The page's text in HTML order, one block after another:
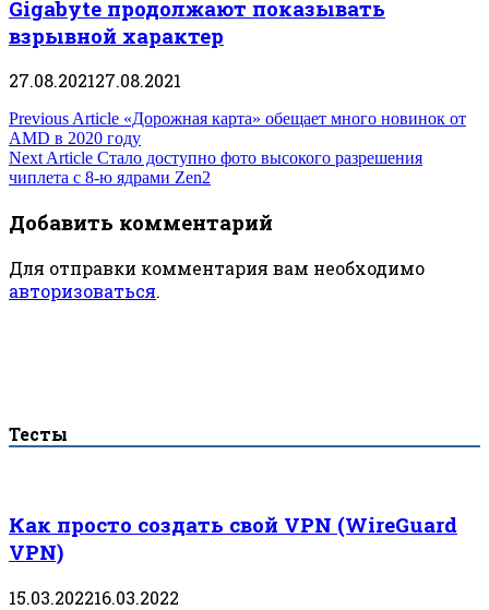
Gigabyte продолжают показывать
взрывной характер
27.08.202127.08.2021
Навигация
по
записям
Previous Article «Дорожная карта» обещает много новинок от
AMD в 2020 году
Next Article Стало доступно фото высокого разрешения
чиплета с 8-ю ядрами Zen2
Добавить комментарий
Для отправки комментария вам необходимо
авторизоваться.
Тесты
Как просто создать свой VPN (WireGuard
VPN)
15.03.202216.03.2022